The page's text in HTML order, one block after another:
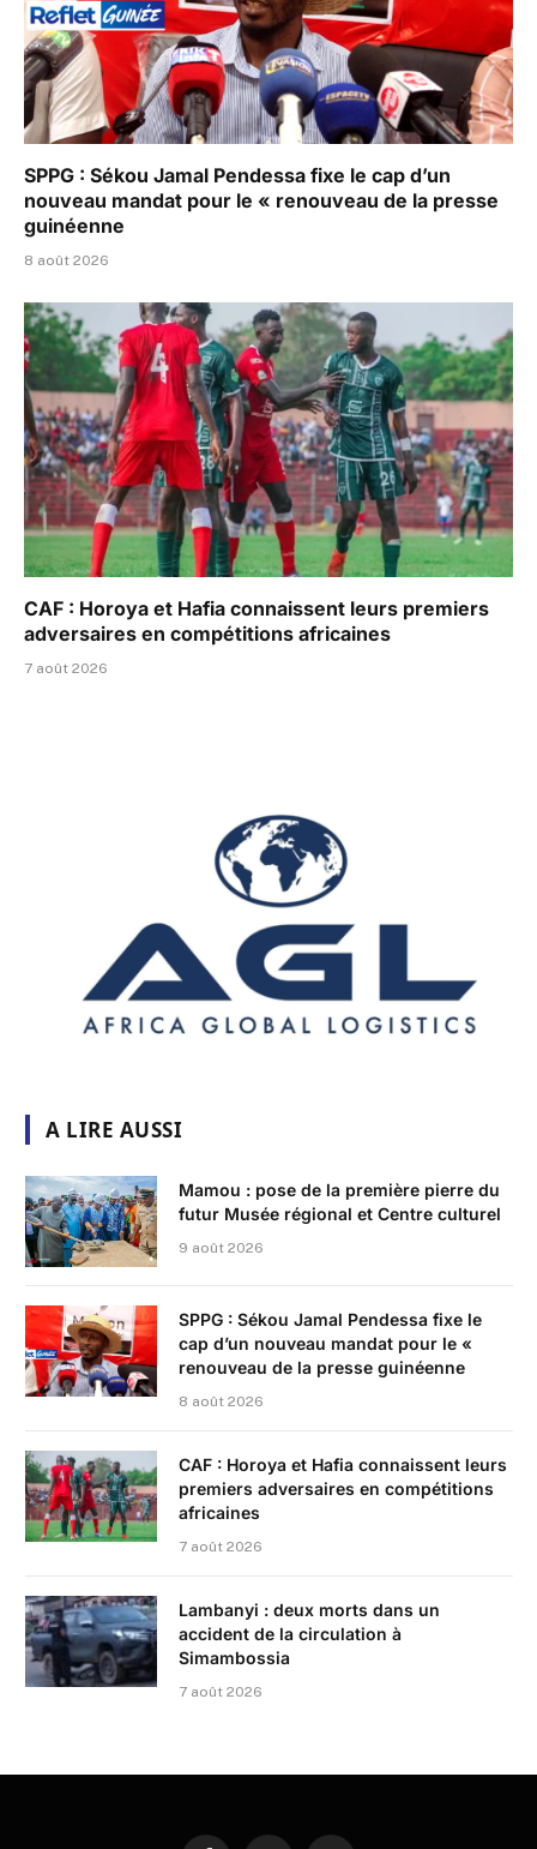
SPPG : Sékou Jamal Pendessa fixe le cap d’un
nouveau mandat pour le « renouveau de la presse
guinéenne
8 août 2026
CAF : Horoya et Hafia connaissent leurs premiers
adversaires en compétitions africaines
7 août 2026
A LIRE AUSSI
Mamou : pose de la première pierre du
futur Musée régional et Centre culturel
9 août 2026
SPPG : Sékou Jamal Pendessa fixe le
cap d’un nouveau mandat pour le «
renouveau de la presse guinéenne
8 août 2026
CAF : Horoya et Hafia connaissent leurs
premiers adversaires en compétitions
africaines
7 août 2026
Lambanyi : deux morts dans un
accident de la circulation à
Simambossia
7 août 2026